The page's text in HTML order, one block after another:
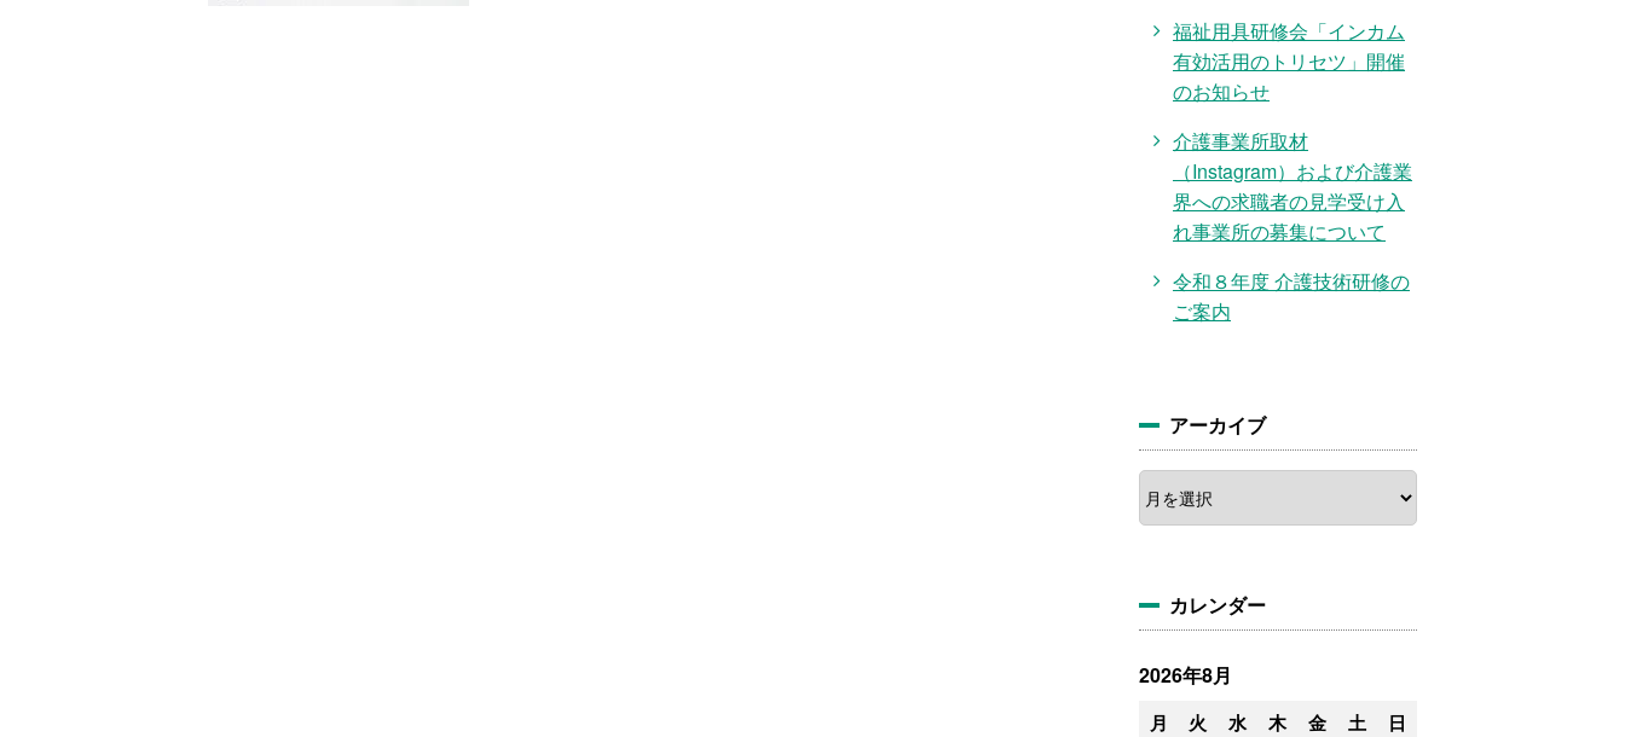
福祉用具研修会「インカム
有効活用のトリセツ」開催
のお知らせ
介護事業所取材
（Instagram）および介護業
界への求職者の見学受け入
れ事業所の募集について
令和８年度 介護技術研修の
ご案内
アーカイブ
ア
ー
カ
カレンダー
2026年8月
月 火 水 木 金 土 日